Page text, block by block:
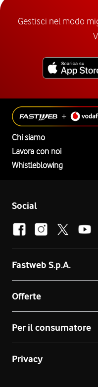
Gestisci nel modo
Chi siamo
Lavora con noi
Whistleblowing
Social
Fastweb S.p.A.
Offerte
Per il consumatore
Privacy